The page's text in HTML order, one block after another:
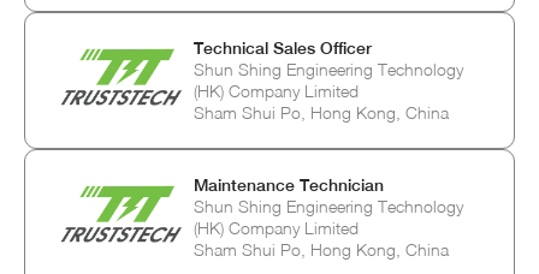
Technical Sales Officer
Shun Shing Engineering Technology
(HK) Company Limited
Sham Shui Po, Hong Kong, China
Maintenance Technician
Shun Shing Engineering Technology
(HK) Company Limited
Sham Shui Po, Hong Kong, China